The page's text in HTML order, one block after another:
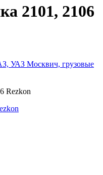
2101, 2106
УАЗ Москвич, грузовые
Rezkon